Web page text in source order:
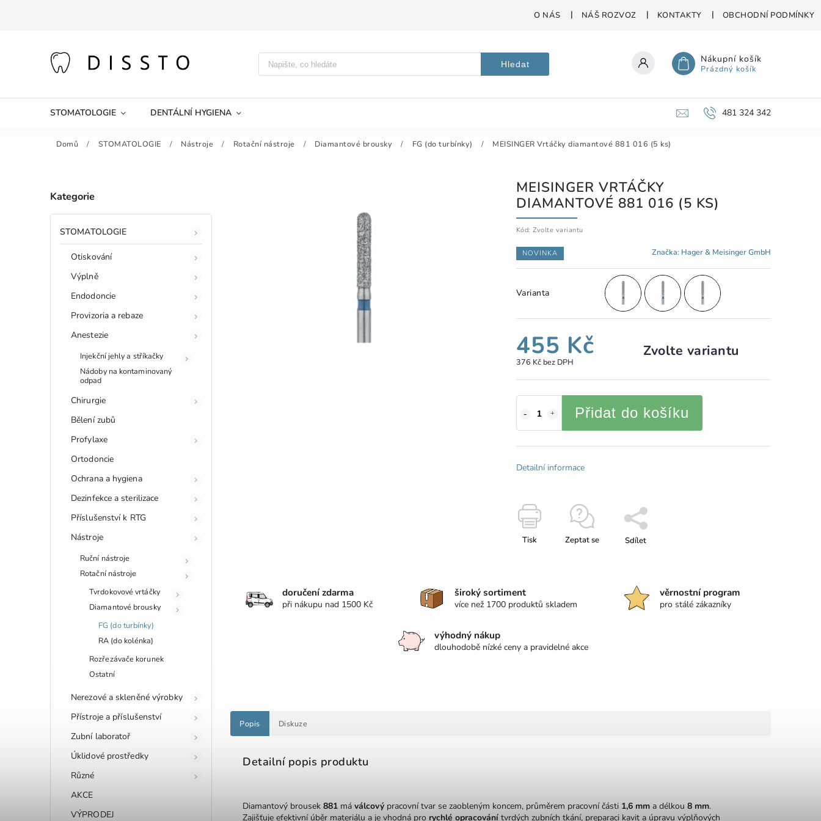
O NÁS NÁŠ ROZVOZ KONTAKTY OBCHODNÍ PODMÍNKY
Hledat Nákupní košík
Prázdný košík
STOMATOLOGIE DENTÁLNÍ HYGIENA 481 324 342
Domů / STOMATOLOGIE / Nástroje / Rotační nástroje / Diamantové brousky / FG (do turbínky) / MEISINGER Vrtáčky diamantové 881 016 (5 ks)
Kategorie
STOMATOLOGIE
Otiskování
Výplně
Endodoncie
Provizoria a rebaze
Anestezie
Injekční jehly a stříkačky
Nádoby na kontaminovaný
odpad
Chirurgie
Bělení zubů
Profylaxe
Ortodoncie
Ochrana a hygiena
Dezinfekce a sterilizace
Příslušenství k RTG
Nástroje
Ruční nástroje
Rotační nástroje
Tvrdokovové vrtáčky
Diamantové brousky
FG (do turbínky)
RA (do kolénka)
Rozřezávače korunek
Ostatní
Nerezové a skleněné výrobky
Přístroje a příslušenství
Zubní laboratoř
Úklidové prostředky
Různé
AKCE
VÝPRODEJ
MEISINGER VRTÁČKY
DIAMANTOVÉ 881 016 (5 KS)
Kód: Zvolte variantu
NOVINKA Značka: Hager & Meisinger GmbH
Varianta
455 Kč
376 Kč bez DPH
Zvolte variantu
Přidat do košíku
Detailní informace
Tisk Zeptat se Sdílet
doručení zdarma
při nákupu nad 1500 Kč
široký sortiment
více než 1700 produktů skladem
věrnostní program
pro stálé zákazníky
výhodný nákup
dlouhodobě nízké ceny a pravidelné akce
Popis Diskuze
Detailní popis produktu
Diamantový brousek 881 má válcový pracovní tvar se zaobleným koncem, průměrem pracovní části 1,6 mm a délkou 8 mm.
Zajišťuje efektivní úběr materiálu a je vhodná pro rychlé opracování tvrdých zubních tkání, preparaci kavit a úpravu výplňových